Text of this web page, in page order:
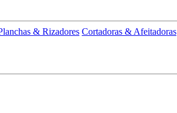
& Rizadores Cortadoras & Afeitadoras